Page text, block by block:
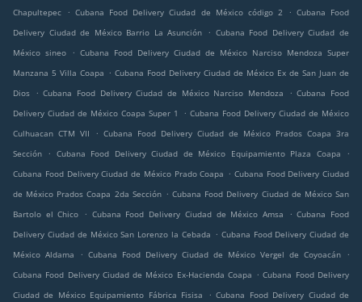
Chapultepec
. Cubana Food Delivery Ciudad de México código 2 . Cubana Food
Delivery Ciudad de México Barrio La Asunción
. Cubana Food Delivery Ciudad de
México sineo
. Cubana Food Delivery Ciudad de México Narciso Mendoza Super
Manzana 5 Villa Coapa . Cubana Food Delivery Ciudad de México Ex de San Juan de
Dios
. Cubana Food Delivery Ciudad de México Narciso Mendoza . Cubana Food
Delivery Ciudad de México Coapa Super 1
. Cubana Food Delivery Ciudad de México
Culhuacan CTM VII
. Cubana Food Delivery Ciudad de México Prados Coapa 3ra
Sección
. Cubana Food Delivery Ciudad de México Equipamiento Plaza Coapa
.
Cubana Food Delivery Ciudad de México Prado Coapa . Cubana Food Delivery Ciudad
de México Prados Coapa 2da Sección . Cubana Food Delivery Ciudad de México San
Bartolo el Chico
. Cubana Food Delivery Ciudad de México Amsa . Cubana Food
Delivery Ciudad de México San Lorenzo la Cebada . Cubana Food Delivery Ciudad de
México Aldama
. Cubana Food Delivery Ciudad de México Vergel de Coyoacán
.
Cubana Food Delivery Ciudad de México Ex-Hacienda Coapa . Cubana Food Delivery
Ciudad de México Equipamiento Fábrica Fisisa
. Cubana Food Delivery Ciudad de